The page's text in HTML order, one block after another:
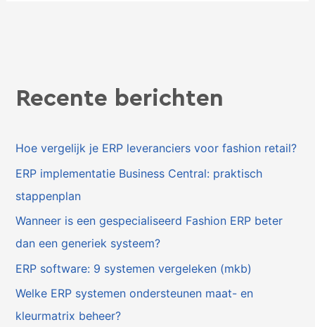
Recente berichten
Hoe vergelijk je ERP leveranciers voor fashion retail?
ERP implementatie Business Central: praktisch
stappenplan
Wanneer is een gespecialiseerd Fashion ERP beter
dan een generiek systeem?
ERP software: 9 systemen vergeleken (mkb)
Welke ERP systemen ondersteunen maat- en
kleurmatrix beheer?